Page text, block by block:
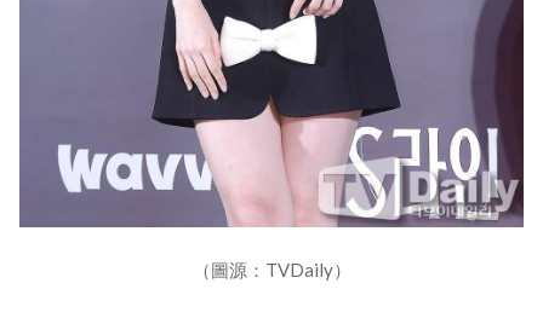
（圖源：TVDaily）